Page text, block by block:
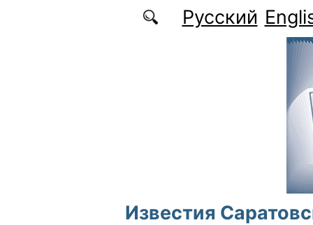
Перейти к основному содержаниюРусский
Известия